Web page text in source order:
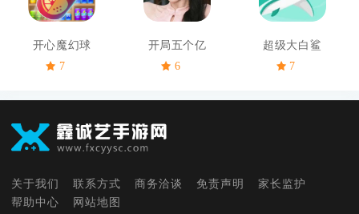
开心魔幻球
7
开局五个亿
6
超级大白鲨
7
关于我们 联系方式 商务洽谈 免责声明
家长监护
帮助中心
网站地图